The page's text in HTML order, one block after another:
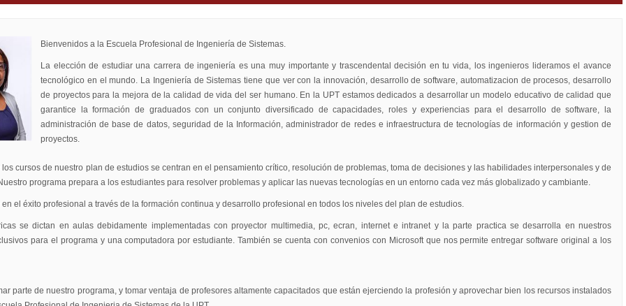
Bienvenidos a la Escuela Profesional de Ingeniería de Sistemas.
La elección de estudiar una carrera de ingeniería es una muy importante y trascendental decisión en tu vida, los ingenieros lideramos el avance
tecnológico en el mundo. La Ingeniería de Sistemas tiene que ver con la innovación, desarrollo de software, automatizacion de procesos, desarrollo
de proyectos para la mejora de la calidad de vida del ser humano. En la UPT estamos dedicados a desarrollar un modelo educativo de calidad que
garantice la formación de graduados con un conjunto diversificado de capacidades, roles y experiencias para el desarrollo de software, la
administración de base de datos, seguridad de la Información, administrador de redes e infraestructura de tecnologías de información y gestion de
proyectos.
los cursos de nuestro plan de estudios se centran en el pensamiento crítico, resolución de problemas, toma de decisiones y las habilidades interpersonales y de
programa prepara a los estudiantes para resolver problemas y aplicar las nuevas tecnologías en un entorno cada vez más globalizado y cambiante.
el éxito profesional a través de la formación continua y desarrollo profesional en todos los niveles del plan de estudios.
se dictan en aulas debidamente implementadas con proyector multimedia, pc, ecran, internet e intranet y la parte practica se desarrolla en nuestros
para el programa y una computadora por estudiante. También se cuenta con convenios con Microsoft que nos permite entregar software original a los
parte de nuestro programa, y tomar ventaja de profesores altamente capacitados que están ejerciendo la profesión y aprovechar bien los recursos instalados